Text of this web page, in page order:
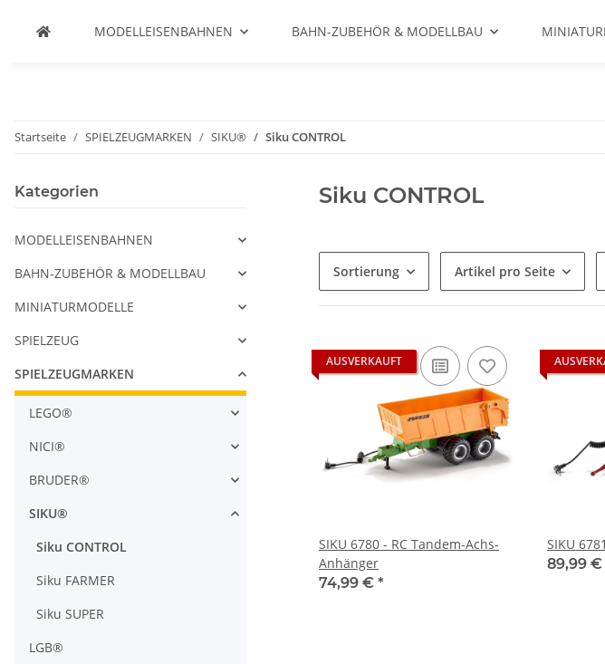
MODELLEISENBAHNEN BAHN-ZUBEHÖR & MODELLBAU
Startseite SPIELZEUGMARKEN SIKU® Siku CONTROL
Siku CONTROL
Sortierung Artikel pro Seite
AUSVERKAUFT
SIKU 6780 - RC Tandem-Achs-
Anhänger
74,99 € *
SIKU
89,99 €
Kategorien
MODELLEISENBAHNEN
BAHN-ZUBEHÖR & MODELLBAU
MINIATURMODELLE
SPIELZEUG
SPIELZEUGMARKEN
LEGO®
NICI®
BRUDER®
SIKU®
Siku CONTROL
Siku FARMER
Siku SUPER
LGB®